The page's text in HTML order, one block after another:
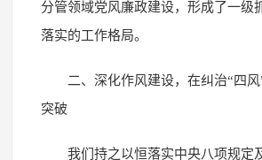
分管领域党风廉政建设，形成了一级
落实的工作格局。
二、深化作风建设，在纠治“四
突破
我们持之以恒落实中央八项规定